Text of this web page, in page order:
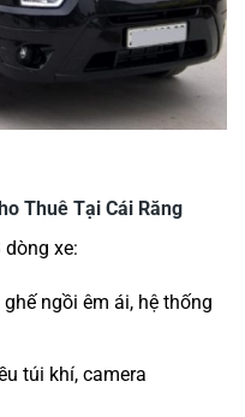
Thuê Tại Cái Răng
xe:
ngồi êm ái, hệ thống
túi khí, camera